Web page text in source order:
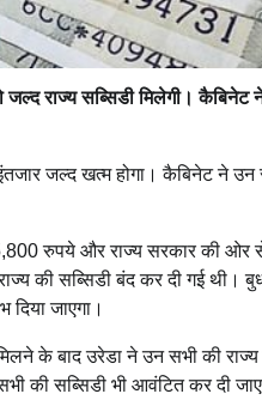
जल्द राज्य सब्सिडी मिलेगी।
जल्द खत्म होगा। कैबिनेट ने
रुपये और राज्य सरकार की ओर
की सब्सिडी बंद कर दी गई थी।
जाएगा।
के बाद उरेडा ने उन सभी की
सब्सिडी भी आवंटित कर दी